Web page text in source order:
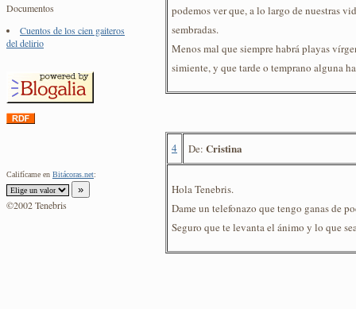
Documentos
Cuentos de los cien gaiteros
del delirio
Califícame en Bitácoras.net:
©2002 Tenebris
podemos ver que, a lo largo de nuestras
sembradas.
Menos mal que siempre habrá playas
simiente, y que tarde o temprano alguna
4 De: Cristina
Hola Tenebris.
Dame un telefonazo que tengo ganas de
Seguro que te levanta el ánimo y lo que